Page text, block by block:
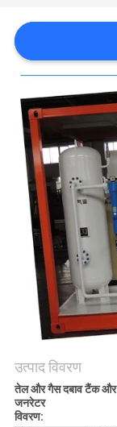
समाचार
मामले
उद्धरण
मांगें
NEWS
साइटमैप
गोपनीयता
नीति
उत्पाद विवरण
तेल और गैस दबाव टैंक और
जनरेटर
विवरण: